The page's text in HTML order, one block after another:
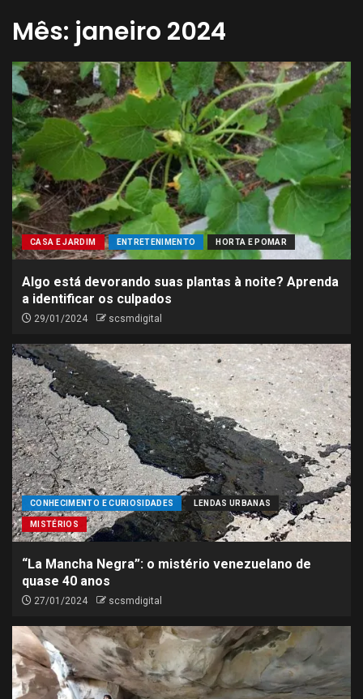
Mês: janeiro 2024
CASA E JARDIM ENTRETENIMENTO HORTA E POMAR
Algo está devorando suas plantas à noite? Aprenda
a identificar os culpados
29/01/2024 scsmdigital
CONHECIMENTO E CURIOSIDADES LENDAS URBANAS
MISTÉRIOS
“La Mancha Negra”: o mistério venezuelano de
quase 40 anos
27/01/2024 scsmdigital